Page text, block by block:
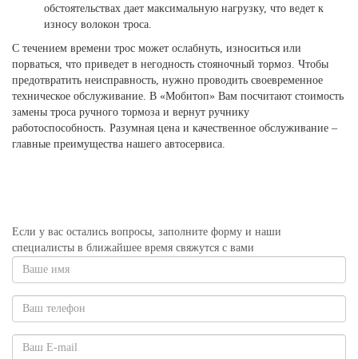
обстоятельствах дает максимальную нагрузку, что ведет к
износу волокон троса.
С течением времени трос может ослабнуть, износиться или
порваться, что приведет в негодность стояночный тормоз. Чтобы
предотвратить неисправность, нужно проводить своевременное
техническое обслуживание. В «Мобитоп» Вам посчитают стоимость
замены троса ручного тормоза и вернут ручнику
работоспособность. Разумная цена и качественное обслуживание –
главные преимущества нашего автосервиса.
Если у вас остались вопросы, заполните форму и наши
специалисты в ближайшее время свяжутся с вами